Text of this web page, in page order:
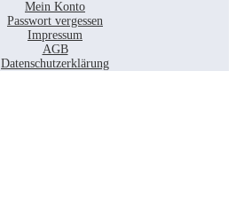
Mein Konto
Passwort vergessen
Impressum
AGB
Datenschutzerklärung